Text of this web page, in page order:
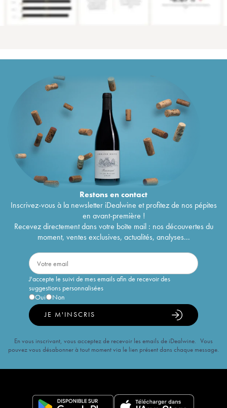
Restons encontact
Inscrivez-vous à la newsletter iDealwine et profitez de nos pépites
en avant-première !
Recevez directement dans votre boîte mail : nos découvertes du
moment, ventes exclusives, actualités, analyses...
J'accepte le suivi de mes emails afin de recevoir des
suggestions personnalisées
Oui
Non
JE M'INSCRIS
En vous inscrivant, vous acceptez de recevoir les emails de iDealwine. Vous
pouvez vous désabonner à tout moment via le lien présent dans chaque message.